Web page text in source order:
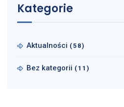
Kategorie
Aktualności (58)
Bez kategorii (11)